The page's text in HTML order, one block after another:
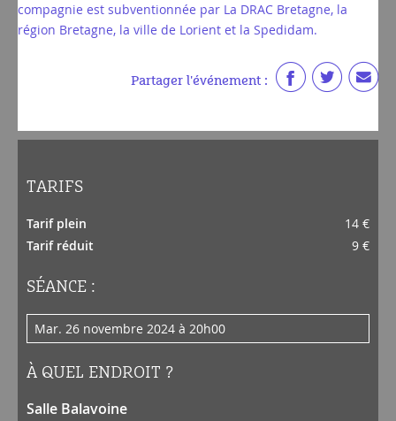
compagnie est subventionnée par La DRAC Bretagne, la
région Bretagne, la ville de Lorient et la Spedidam.
Partager l'événement :
TARIFS
Tarif plein
14 €
Tarif réduit
9 €
SÉANCE :
mar. 26 novembre 2024 à 20h00
À QUEL ENDROIT ?
Salle Balavoine